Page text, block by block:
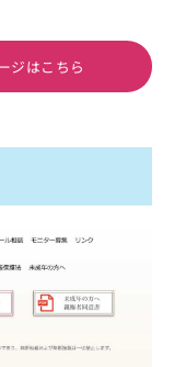
ジはこちら